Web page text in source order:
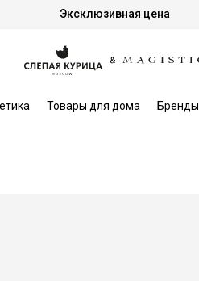
Эксклюзивная цена
Товары для дома Бренды